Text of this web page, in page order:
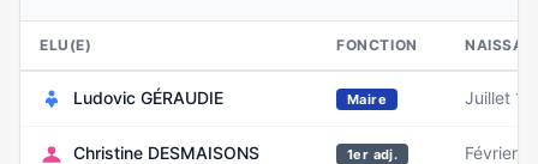
ELU(E) FONCTION
Ludovic GÉRAUDIE Maire Juillet
Christine DESMAISONS 1er adj. Février